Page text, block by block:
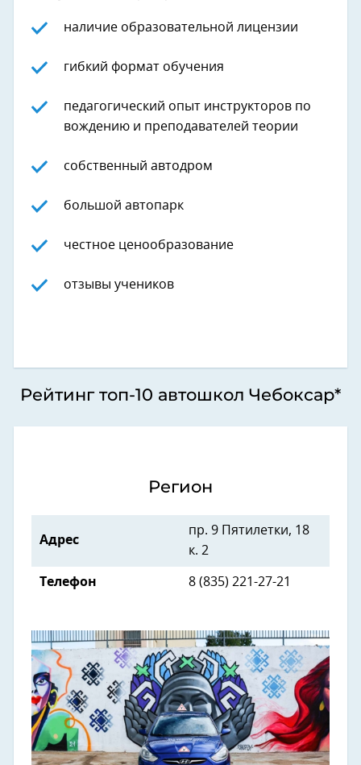
наличие образовательной лицензии
гибкий формат обучения
педагогический опыт инструкторов по
вождению и преподавателей теории
собственный автодром
большой автопарк
честное ценообразование
отзывы учеников
Рейтинг топ-10 автошкол Чебоксар*
Регион
Адрес
пр. 9 Пятилетки, 18
к. 2
Телефон 8 (835) 221-27-21